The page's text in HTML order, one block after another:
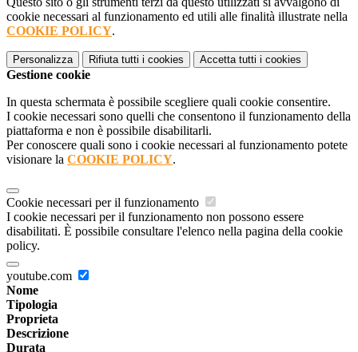
cookie necessari al funzionamento ed utili alle finalità illustrate nella
COOKIE POLICY.
Personalizza Rifiuta tutti i cookies Accetta tutti i cookies
Gestione cookie
In questa schermata è possibile scegliere quali cookie consentire.
I cookie necessari sono quelli che consentono il funzionamento della
piattaforma e non è possibile disabilitarli.
Per conoscere quali sono i cookie necessari al funzionamento potete
visionare la COOKIE POLICY.
Cookie necessari per il funzionamento
I cookie necessari per il funzionamento non possono essere
disabilitati. È possibile consultare l'elenco nella pagina della cookie
policy.
youtube.com
Nome
Tipologia
Proprieta
Descrizione
Durata